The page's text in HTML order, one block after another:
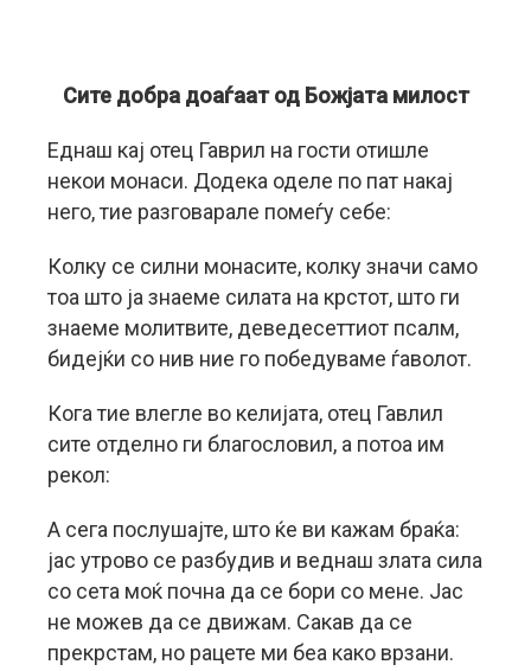
Сите добра доаѓаат од Божјата милост
Еднаш кај отец Гаврил на гости отишле
некои монаси. Додека оделе по пат накај
него, тие разговарале помеѓу себе:
Колку се силни монасите, колку значи само
тоа што ја знаеме силата на крстот, што ги
знаеме молитвите, деведесеттиот псалм,
бидејќи со нив ние го победуваме ѓаволот.
Кога тие влегле во келијата, отец Гавлил
сите отделно ги благословил, а потоа им
рекол:
А сега послушајте, што ќе ви кажам браќа:
јас утрово се разбудив и веднаш злата сила
со сета моќ почна да се бори со мене. Јас
не можев да се движам. Сакав да се
прекрстам, но рацете ми беа како врзани.